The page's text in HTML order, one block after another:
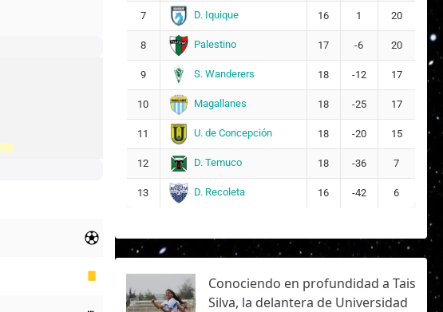
7 D. Iquique 16 1 20
8 Palestino 17 -6 20
9 S. Wanderers 18 -12 17
10 Magallanes 18 -25 17
11 U. de Concepción 18 -20 15
12 D. Temuco 18 -36 7
13 D. Recoleta 16 -42 6
Conociendo en profundidad a Tais
Silva, la delantera de Universidad